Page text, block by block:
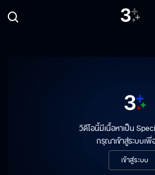
วิดีโอนี้มีเนื้อหาเป็น
กรุณาเข้าสู่ระบบเ
เข้าสู่ระบบ